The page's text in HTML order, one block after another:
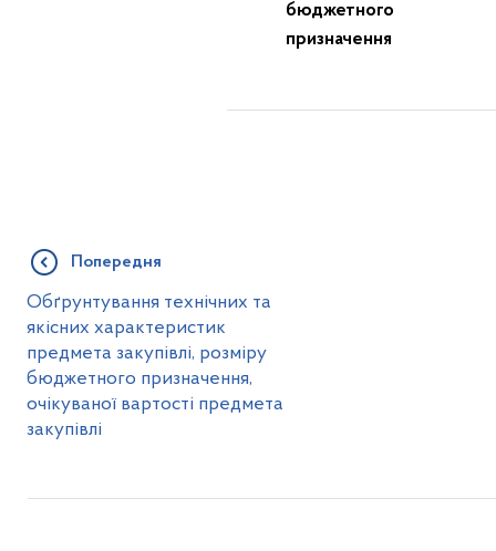
бюджетного
призначення
Попередня
Обґрунтування технічних та
якісних характеристик
предмета закупівлі, розміру
бюджетного призначення,
очікуваної вартості предмета
закупівлі